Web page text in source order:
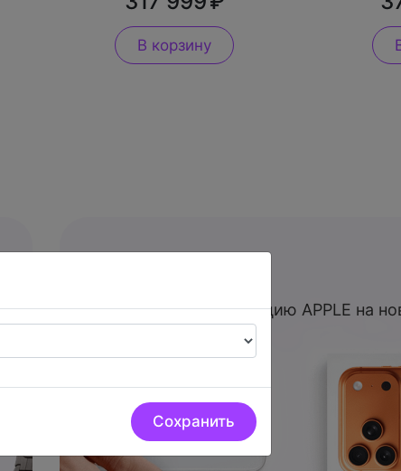
Сохранить
В корзину
Меняем вашу продукцию APPLE на